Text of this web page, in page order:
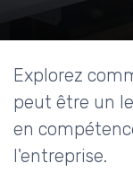
Explorez
peut être un
en
l'entreprise.